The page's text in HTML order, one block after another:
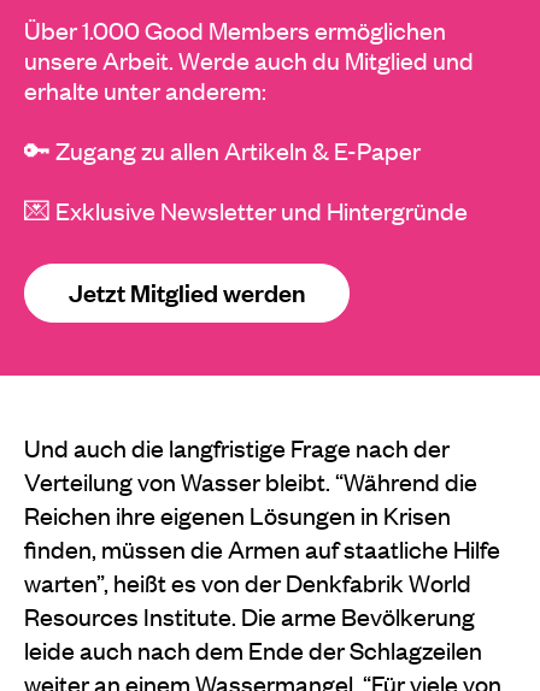
Über 1.000 Good Members ermöglichen
unsere Arbeit. Werde auch du Mitglied und
erhalte unter anderem:
🔑 Zugang zu allen Artikeln & E-Paper
💌 Exklusive Newsletter und Hintergründe
Jetzt Mitglied werden
Und auch die langfristige Frage nach der
Verteilung von Wasser bleibt. “Während die
Reichen ihre eigenen Lösungen in Krisen
finden, müssen die Armen auf staatliche Hilfe
warten”, heißt es von der Denkfabrik World
Resources Institute. Die arme Bevölkerung
leide auch nach dem Ende der Schlagzeilen
weiter an einem Wassermangel. “Für viele von